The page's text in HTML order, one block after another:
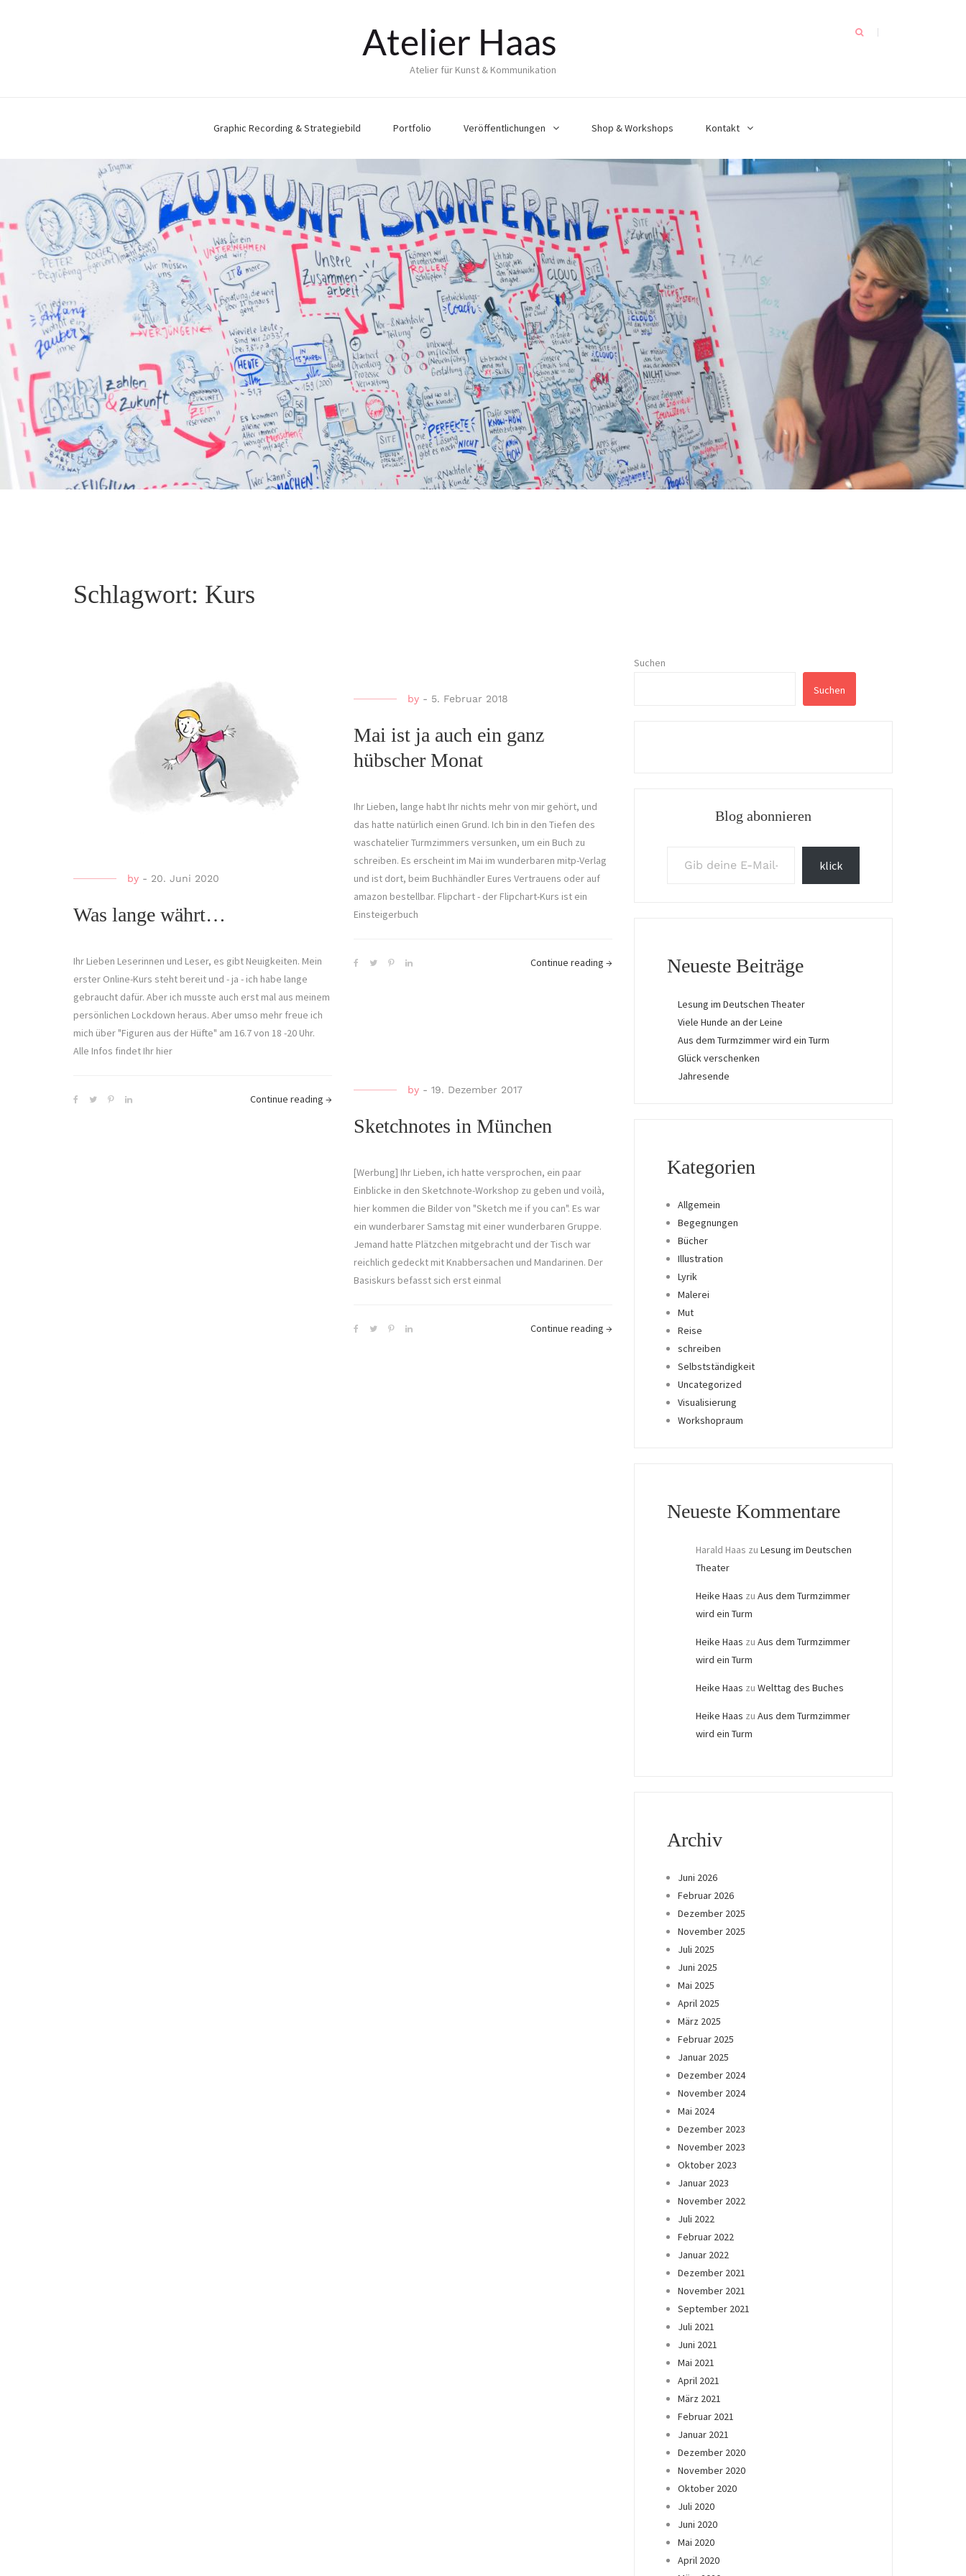
Atelier Haas
Atelier für Kunst & Kommunikation
Graphic Recording & Strategiebild Portfolio Veröffentlichungen Shop & Workshops Kontakt
Schlagwort: Kurs
by - 20. Juni 2020
Was lange währt…
Ihr Lieben Leserinnen und Leser, es gibt Neuigkeiten. Mein
erster Online-Kurs steht bereit und - ja - ich habe lange
gebraucht dafür. Aber ich musste auch erst mal aus meinem
persönlichen Lockdown heraus. Aber umso mehr freue ich
mich über "Figuren aus der Hüfte" am 16.7 von 18 -20 Uhr.
Alle Infos findet Ihr hier
Continue reading →
by - 5. Februar 2018
Mai ist ja auch ein ganz
hübscher Monat
Ihr Lieben, lange habt Ihr nichts mehr von mir gehört, und
das hatte natürlich einen Grund. Ich bin in den Tiefen des
waschatelier Turmzimmers versunken, um ein Buch zu
schreiben. Es erscheint im Mai im wunderbaren mitp-Verlag
und ist dort, beim Buchhändler Eures Vertrauens oder auf
amazon bestellbar. Flipchart - der Flipchart-Kurs ist ein
Einsteigerbuch
Continue reading →
by - 19. Dezember 2017
Sketchnotes in München
[Werbung] Ihr Lieben, ich hatte versprochen, ein paar
Einblicke in den Sketchnote-Workshop zu geben und voilà,
hier kommen die Bilder von "Sketch me if you can". Es war
ein wunderbarer Samstag mit einer wunderbaren Gruppe.
Jemand hatte Plätzchen mitgebracht und der Tisch war
reichlich gedeckt mit Knabbersachen und Mandarinen. Der
Basiskurs befasst sich erst einmal
Continue reading →
Suchen
Suchen
Blog abonnieren
klick
Neueste Beiträge
Lesung im Deutschen Theater
Viele Hunde an der Leine
Aus dem Turmzimmer wird ein Turm
Glück verschenken
Jahresende
Kategorien
Allgemein
Begegnungen
Bücher
Illustration
Lyrik
Malerei
Mut
Reise
schreiben
Selbstständigkeit
Uncategorized
Visualisierung
Workshopraum
Neueste Kommentare
Harald Haas zu Lesung im Deutschen
Theater
Heike Haas zu Aus dem Turmzimmer
wird ein Turm
Heike Haas zu Aus dem Turmzimmer
wird ein Turm
Heike Haas zu Welttag des Buches
Heike Haas zu Aus dem Turmzimmer
wird ein Turm
Archiv
Juni 2026
Februar 2026
Dezember 2025
November 2025
Juli 2025
Juni 2025
Mai 2025
April 2025
März 2025
Februar 2025
Januar 2025
Dezember 2024
November 2024
Mai 2024
Dezember 2023
November 2023
Oktober 2023
Januar 2023
November 2022
Juli 2022
Februar 2022
Januar 2022
Dezember 2021
November 2021
September 2021
Juli 2021
Juni 2021
Mai 2021
April 2021
März 2021
Februar 2021
Januar 2021
Dezember 2020
November 2020
Oktober 2020
Juli 2020
Juni 2020
Mai 2020
April 2020